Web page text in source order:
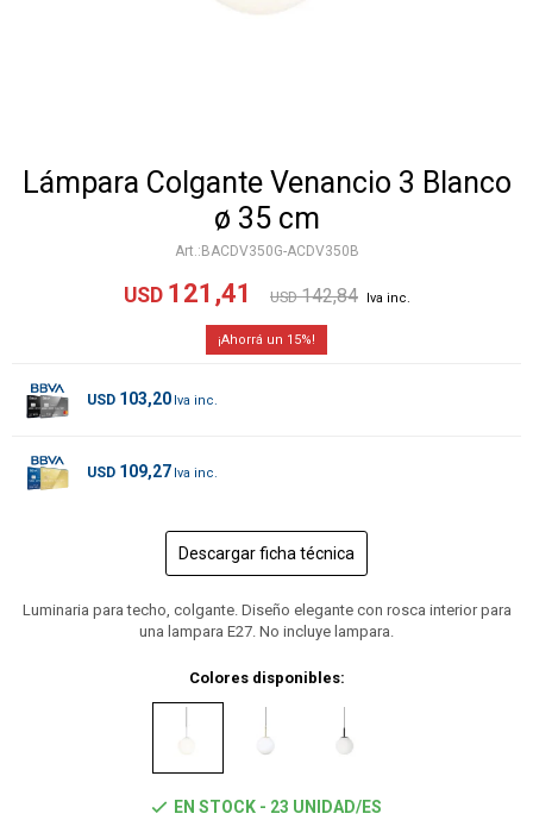
Lámpara Colgante Venancio 3 Blanco
ø 35 cm
BACDV350G-ACDV350B
USD 121,41 USD 142,84
15
USD 103,20
USD 109,27
Descargar ficha técnica
Luminaria para techo, colgante. Diseño elegante con rosca interior para
una lampara E27. No incluye lampara.
Colores disponibles:
EN STOCK - 23 UNIDAD/ES